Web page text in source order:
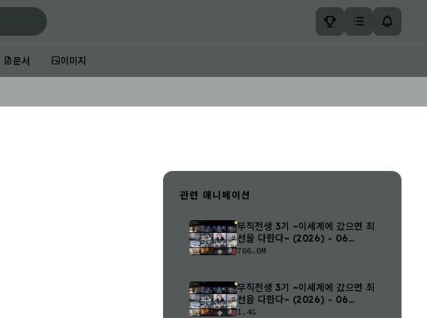
문서 이미지
관련 애니메이션
무직전생 3기 ~이세계에 갔으면 최
선을 다한다~ (2026) - 06
(1280..
706.0M
무직전생 3기 ~이세계에 갔으면 최
선을 다한다~ (2026) - 06
(1920..
1.4G